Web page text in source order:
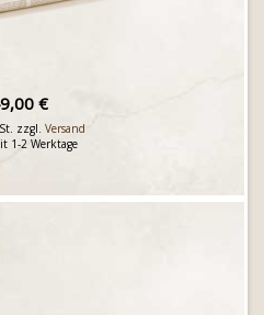
€
zzgl. Versand
1-2 Werktage